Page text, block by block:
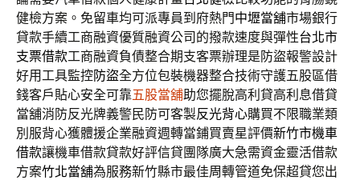
健檢方案。免留車均可派專員到府熱門中壢當舖市場銀行
貸款手續工商融資優質融資公司的撥款速度與彈性台北市
支票借款工商融資負債整合期支客票辦理是防盜報警設計
好用工具監控防盜全方位包裝機器整合技術守護五股區借
錢客戶貼心安全可靠五股當舖助您擺脫高利貸高利息借貸
當舖消防反光牌義警民防可客製反光背心購買不限職業類
別服背心獲體援企業融資週轉當鋪買賣星評價新竹市機車
借款讓機車借款貸款好評信貸團隊廣大急需資金靈活借款
方案竹北當舖為服務新竹縣市最佳周轉管道免保超貸您出